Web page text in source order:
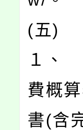
(五)
１、
費概
書(含